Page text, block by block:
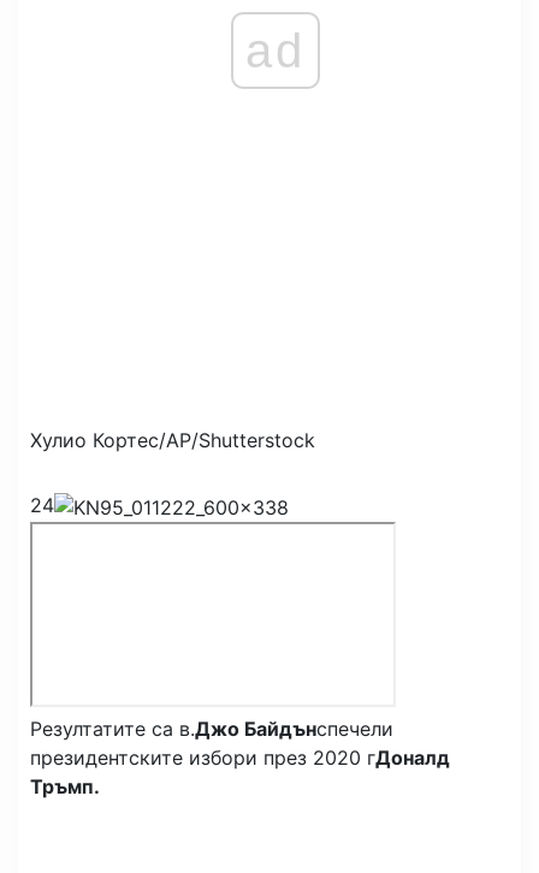
ad
Хулио Кортес/AP/Shutterstock
24
Резултатите са в.Джо Байдънспечели
президентските избори през 2020 гДоналд
Тръмп.